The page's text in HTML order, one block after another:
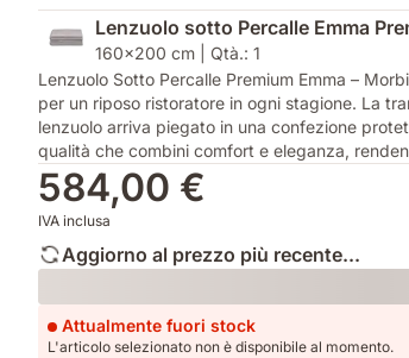
Lenzuolo sotto Percalle Emma
160x200 cm | Qtà.: 1
Lenzuolo Sotto Percalle Premium Emma –
per un riposo ristoratore in ogni stagione. La
lenzuolo arriva piegato in una confezione
qualità che combini comfort e eleganza,
584,00 €
IVA inclusa
Aggiorno al prezzo più recente...
Loading
Attualmente fuori stock
L'articolo selezionato non è disponibile al momento.